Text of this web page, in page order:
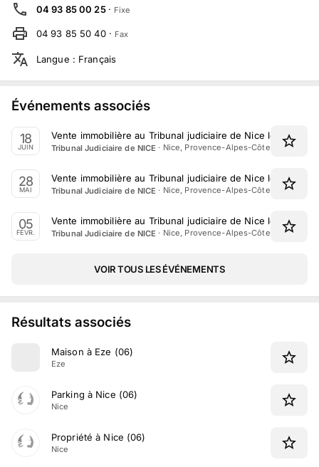
04 93 85 00 25 · Fixe
04 93 85 50 40 · Fax
Langue : Français
Événements associés
18
JUIN
Vente immobilière au Tribunal judiciaire de Nice le 18 Juin
Tribunal Judiciaire de NICE · Nice, Provence-Alpes-Côte d'Azur
28
MAI
Vente immobilière au Tribunal judiciaire de Nice le 28 Mai
Tribunal Judiciaire de NICE · Nice, Provence-Alpes-Côte d'Azur
05
FÉVR.
Vente immobilière au Tribunal judiciaire de Nice le 5
Tribunal Judiciaire de NICE · Nice, Provence-Alpes-Côte d'Azur
VOIR TOUS LES ÉVÉNEMENTS
Résultats associés
Maison à Eze (06)
Eze
Parking à Nice (06)
Nice
Propriété à Nice (06)
Nice